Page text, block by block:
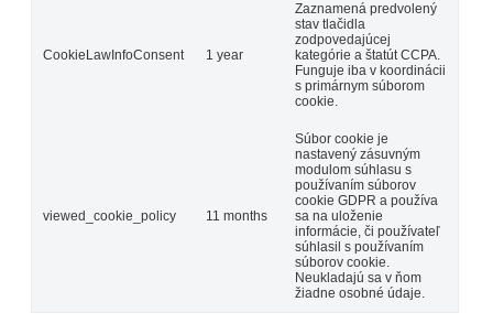
CookieLawInfoConsent 1 year
Zaznamená predvolený
stav tlačidla
zodpovedajúcej
kategórie a štatút CCPA.
Funguje iba v koordinácii
s primárnym súborom
cookie.
viewed_cookie_policy 11 months
Súbor cookie je
nastavený zásuvným
modulom súhlasu s
používaním súborov
cookie GDPR a používa
sa na uloženie
informácie, či používateľ
súhlasil s používaním
súborov cookie.
Neukladajú sa v ňom
žiadne osobné údaje.